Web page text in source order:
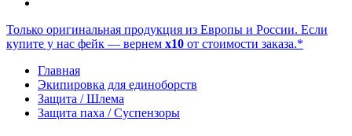
Только оригинальная продукция из Европы и России. Если
купите у нас фейк — вернем x10 от стоимости заказа.*
Главная
Экипировка для единоборств
Защита / Шлема
Защита паха / Суспензоры